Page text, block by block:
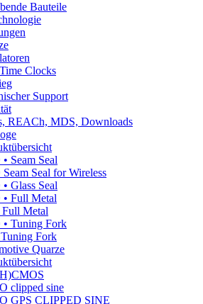
Bauteile
Clocks
Support
REACh, MDS, Downloads
Seam Seal
Seal for Wireless
Glass Seal
• Full Metal
Full Metal
• Tuning Fork
Fork
Quarze
clipped sine
GPS CLIPPED SINE